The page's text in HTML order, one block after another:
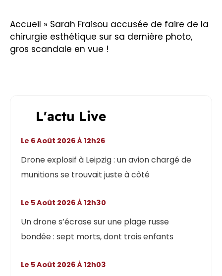
Accueil » Sarah Fraisou accusée de faire de la
chirurgie esthétique sur sa dernière photo,
gros scandale en vue !
L'actu Live
Drone explosif à Leipzig : un avion chargé de
munitions se trouvait juste à côté
Le 6 Août 2026 À 12h26
Un drone s’écrase sur une plage russe
bondée : sept morts, dont trois enfants
Le 5 Août 2026 À 12h30
Le 5 Août 2026 À 12h03